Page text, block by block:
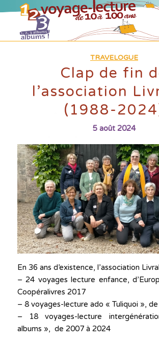
TRAVELOGUE
Clap de fin
l’association
(1988-
5 août 2024
En 36 ans d’existence, l’association
– 24 voyages lecture enfance,
Coopéralivres 2017
– 8 voyages-lecture ado « Tuliquoi »,
– 18 voyages-lecture
albums », de 2007 à 2024